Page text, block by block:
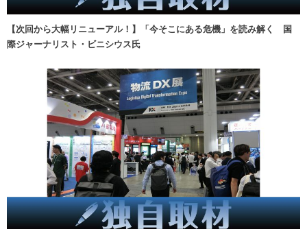
【次回から大幅リニューアル！】「今そこにある危機」を読み解く 国
際ジャーナリスト・ビニシウス氏